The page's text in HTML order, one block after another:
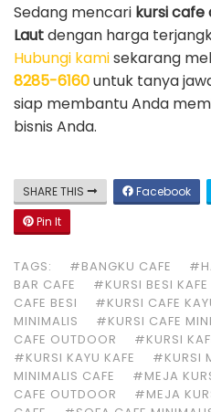
Sedang mencari kursi cafe
Lautdengan harga
Hubungi kamisekarang
8285-6160untuk tanya
siap membantu Anda
bisnis Anda.
SHARE THIS Facebook
Pin It
TAGS: #BANGKU CAFE
BAR CAFE
#KURSI BESI KAFE
CAFE BESI
#KURSI CAFE
MINIMALIS
#KURSI CAFE
CAFE OUTDOOR
#KURSI
#KURSI KAYU KAFE
#KURSI
MINIMALIS CAFE
#MEJA
CAFE OUTDOOR
#MEJA